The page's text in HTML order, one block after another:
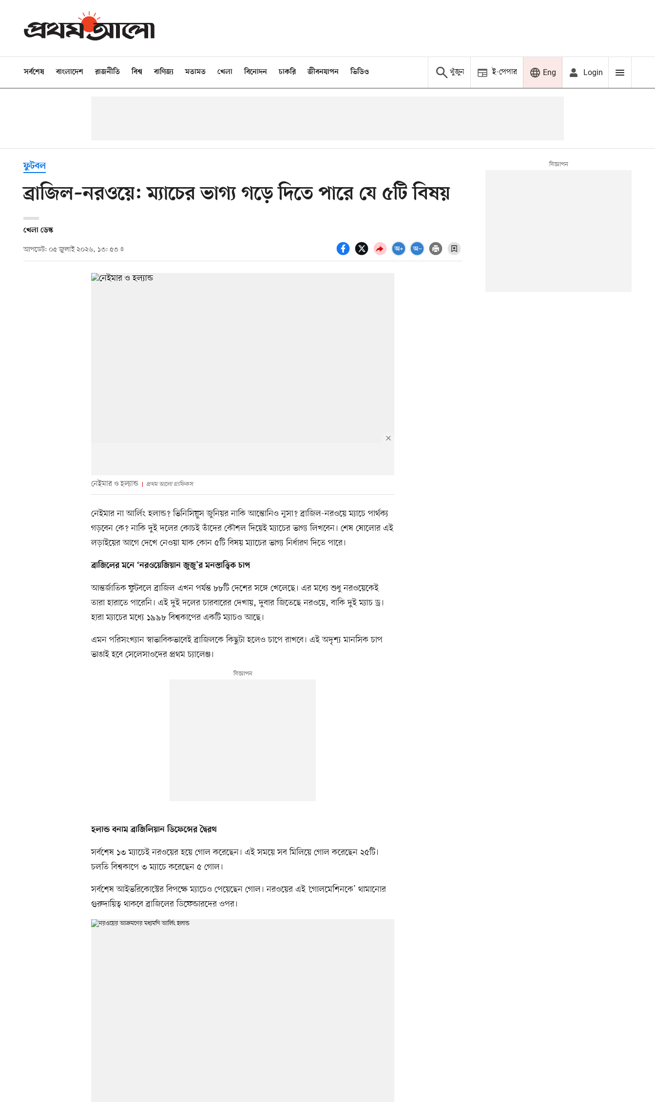
সর্বশেষ বাংলাদেশ রাজনীতি বিশ্ব বাণিজ্য মতামত খেলা বিনোদন চাকরি জীবনযাপন ভিডিও খুঁজুন ই-পেপার Eng Login
ফুটবল
ব্রাজিল–নরওয়ে: ম্যাচের ভাগ্য গড়ে দিতে পারে যে ৫টি বিষয়
খেলা ডেস্ক
আপডেট: ০৫ জুলাই ২০২৬, ১৩: ৫৩
নেইমার ও হল্যান্ড প্রথম আলো গ্রাফিকস
নেইমার না আর্লিং হলান্ড? ভিনিসিয়ুস জুনিয়র নাকি আন্তোনিও নুসা? ব্রাজিল-নরওয়ে ম্যাচে পার্থক্য
গড়বেন কে? নাকি দুই দলের কোচই তাঁদের কৌশল দিয়েই ম্যাচের ভাগ্য লিখবেন। শেষ ষোলোর এই
লড়াইয়ের আগে দেখে নেওয়া যাক কোন ৫টি বিষয় ম্যাচের ভাগ্য নির্ধারণ দিতে পারে।
ব্রাজিলের মনে ‘নরওয়েজিয়ান জুজু’র মনস্তাত্ত্বিক চাপ
আন্তর্জাতিক ফুটবলে ব্রাজিল এখন পর্যন্ত ৮৮টি দেশের সঙ্গে খেলেছে। এর মধ্যে শুধু নরওয়েকেই
তারা হারাতে পারেনি। এই দুই দলের চারবারের দেখায়, দুবার জিতেছে নরওয়ে, বাকি দুই ম্যাচ ড্র।
হারা ম্যাচের মধ্যে ১৯৯৮ বিশ্বকাপের একটি ম্যাচও আছে।
এমন পরিসংখ্যান স্বাভাবিকভাবেই ব্রাজিলকে কিছুটা হলেও চাপে রাখবে। এই অদৃশ্য মানসিক চাপ
ভাঙাই হবে সেলেসাওদের প্রথম চ্যালেঞ্জ।
হলান্ড বনাম ব্রাজিলিয়ান ডিফেন্সের দ্বৈরথ
সর্বশেষ ১৩ ম্যাচেই নরওয়ের হয়ে গোল করেছেন। এই সময়ে সব মিলিয়ে গোল করেছেন ২৫টি।
চলতি বিশ্বকাপে ৩ ম্যাচে করেছেন ৫ গোল।
সর্বশেষ আইভরিকোস্টের বিপক্ষে ম্যাচেও পেয়েছেন গোল। নরওয়ের এই ‘গোলমেশিনকে’ থামানোর
গুরুদায়িত্ব থাকবে ব্রাজিলের ডিফেন্ডারদের ওপর।